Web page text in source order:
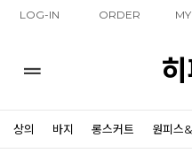
LOG-IN ORDER
상의 바지 롱스커트 원피스